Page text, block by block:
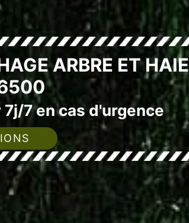
ARBRE ET HAIE
7 en cas d'urgence